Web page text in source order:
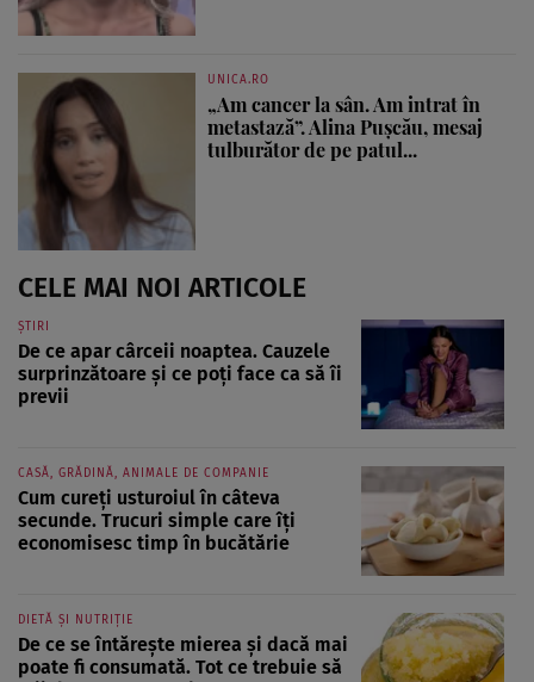
UNICA.RO
„Am cancer la sân. Am intrat în
metastază”. Alina Pușcău, mesaj
tulburător de pe patul...
CELE MAI NOI ARTICOLE
ȘTIRI
De ce apar cârceii noaptea. Cauzele
surprinzătoare și ce poți face ca să îi
previi
CASĂ, GRĂDINĂ, ANIMALE DE COMPANIE
Cum cureți usturoiul în câteva
secunde. Trucuri simple care îți
economisesc timp în bucătărie
DIETĂ ȘI NUTRIȚIE
De ce se întărește mierea și dacă mai
poate fi consumată. Tot ce trebuie să